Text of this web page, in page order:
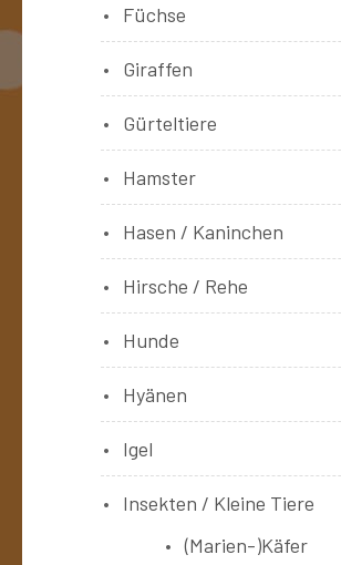
Füchse
Giraffen
Gürteltiere
Hamster
Hasen / Kaninchen
Hirsche / Rehe
Hunde
Hyänen
Igel
Insekten / Kleine Tiere
(Marien-)Käfer